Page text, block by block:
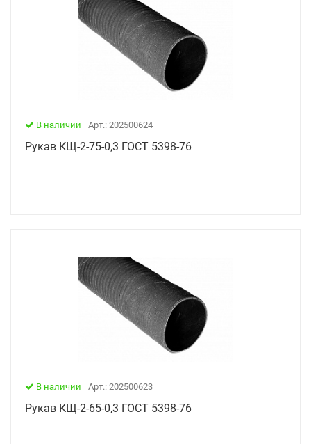
В наличии Арт.: 202500624
Рукав КЩ-2-75-0,3 ГОСТ 5398-76
В наличии Арт.: 202500623
Рукав КЩ-2-65-0,3 ГОСТ 5398-76